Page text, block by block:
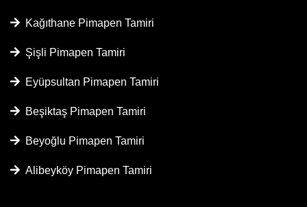
Kağıthane Pimapen Tamiri
Şişli Pimapen Tamiri
Eyüpsultan Pimapen Tamiri
Beşiktaş Pimapen Tamiri
Beyoğlu Pimapen Tamiri
Alibeyköy Pimapen Tamiri